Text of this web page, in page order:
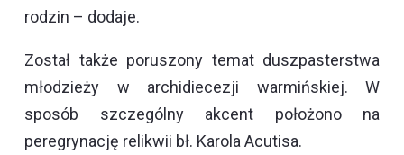
rodzin – dodaje.
Został także poruszony temat duszpasterstwa
młodzieży w archidiecezji warmińskiej. W
sposób szczególny akcent położono na
peregrynację relikwii bł. Karola Acutisa.